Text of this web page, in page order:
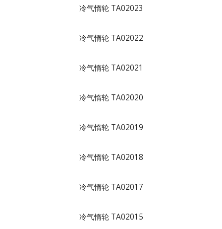
冷气惰轮 TA02023
冷气惰轮 TA02022
冷气惰轮 TA02021
冷气惰轮 TA02020
冷气惰轮 TA02019
冷气惰轮 TA02018
冷气惰轮 TA02017
冷气惰轮 TA02015